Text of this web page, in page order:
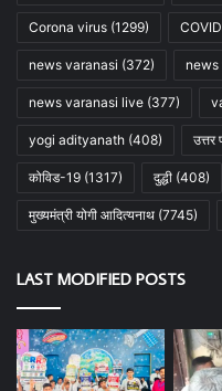
Corona virus (1299)
news varanasi (372)
news varanasi live (377)
yogi adityanath (408) उत्तर
कोविड-19 (1317) दुद्धी (408)
मुख्यमंत्री योगी आदित्यनाथ (7745)
LAST MODIFIED POSTS